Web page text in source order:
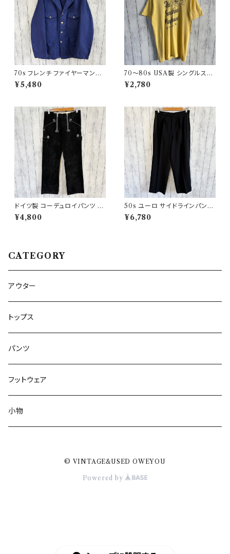
70s フレンチ ファイヤーマンジ
ャケット ワークジャケット ヴィン
テージ
¥5,480
70〜80s USA製 シングルステ
ッチT ヴィンテージTシャツ
¥2,780
ドイツ製 コーデュロイパンツ ワ
ークパンツ ユーロワーク
¥4,800
50s ユーロ サイドラインパンツ
ウールパンツ ワイドスラックドレ
スパンツ
¥6,780
CATEGORY
アウター
トップス
パンツ
フットウェア
小物
© VINTAGE&USED OWEYOU
Powered by